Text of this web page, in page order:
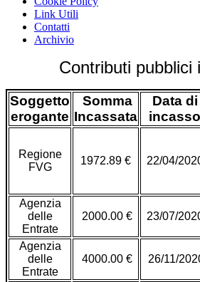
Link Utili
Contatti
Archivio
Contributi pubblici
Soggetto
erogante
Somma
Incassata
Data di
incasso
Regione
FVG
1972.89 € 22/04/
Agenzia
delle
Entrate
2000.00 € 23/07/
Agenzia
delle
Entrate
4000.00 € 26/11/